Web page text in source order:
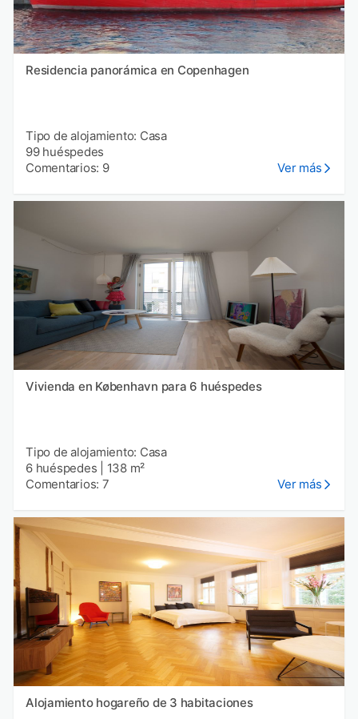
Residencia panorámica en Copenhagen
Tipo de alojamiento: Casa
99 huéspedes
Comentarios: 9
Ver más
Vivienda en København para 6 huéspedes
Tipo de alojamiento: Casa
6 huéspedes
138 m²
Comentarios: 7
Ver más
Alojamiento hogareño de 3 habitaciones